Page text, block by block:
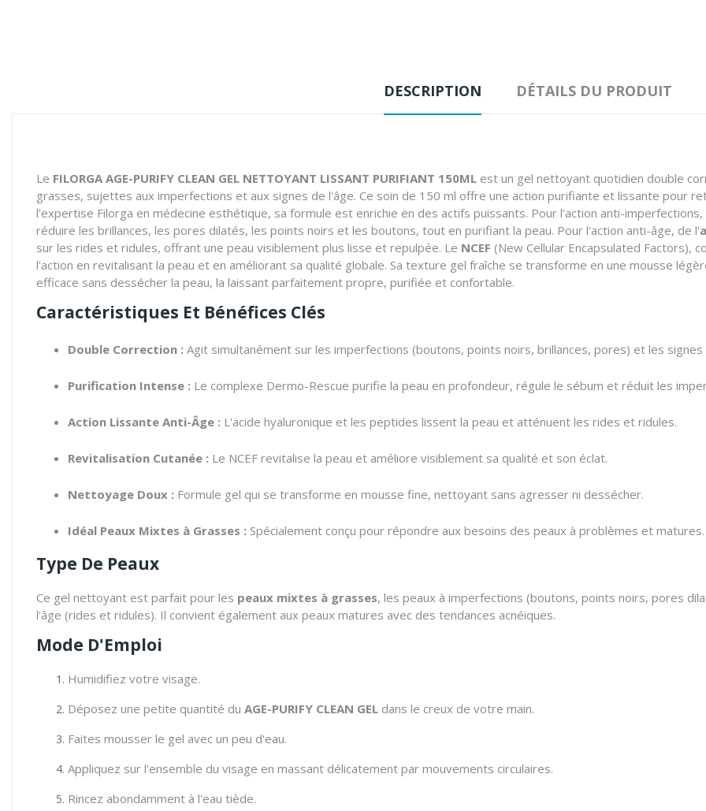
DESCRIPTION DÉTAILS DU PRODUIT
Le FILORGA AGE-PURIFY CLEAN GEL NETTOYANT LISSANT PURIFIANT 150ML est un gel nettoyant quotidien double
grasses, sujettes aux imperfections et aux signes de l'âge. Ce soin de 150 ml offre une action purifiante et lissante pour
l'expertise Filorga en médecine esthétique, sa formule est enrichie en des actifs puissants. Pour l'action anti-imperfections,
réduire les brillances, les pores dilatés, les points noirs et les boutons, tout en purifiant la peau. Pour l'action anti-âge, de l'
sur les rides et ridules, offrant une peau visiblement plus lisse et repulpée. Le NCEF (New Cellular Encapsulated Factors),
l'action en revitalisant la peau et en améliorant sa qualité globale. Sa texture gel fraîche se transforme en une mousse
efficace sans dessécher la peau, la laissant parfaitement propre, purifiée et confortable.
Caractéristiques Et Bénéfices Clés
Double Correction : Agit simultanément sur les imperfections (boutons, points noirs, brillances, pores) et les
Purification Intense : Le complexe Dermo-Rescue purifie la peau en profondeur, régule le sébum et réduit les
Action Lissante Anti-Âge : L'acide hyaluronique et les peptides lissent la peau et atténuent les rides et ridules.
Revitalisation Cutanée : Le NCEF revitalise la peau et améliore visiblement sa qualité et son éclat.
Nettoyage Doux : Formule gel qui se transforme en mousse fine, nettoyant sans agresser ni dessécher.
Idéal Peaux Mixtes à Grasses : Spécialement conçu pour répondre aux besoins des peaux à problèmes et matures.
Type De Peaux
Ce gel nettoyant est parfait pour les peaux mixtes à grasses, les peaux à imperfections (boutons, points noirs, pores
l'âge (rides et ridules). Il convient également aux peaux matures avec des tendances acnéiques.
Mode D'Emploi
Humidifiez votre visage.
Déposez une petite quantité du AGE-PURIFY CLEAN GEL dans le creux de votre main.
Faites mousser le gel avec un peu d'eau.
Appliquez sur l'ensemble du visage en massant délicatement par mouvements circulaires.
Rincez abondamment à l'eau tiède.